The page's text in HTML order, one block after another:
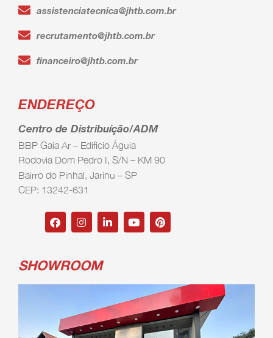
assistenciatecnica@jhtb.com.br
recrutamento@jhtb.com.br
financeiro@jhtb.com.br
ENDEREÇO
Centro de Distribuíção/ADM
BBP Gaia Ar – Edificio Águia
Rodovia Dom Pedro I, S/N – KM 90
Bairro do Pinhal, Jarinu – SP
CEP: 13242-631
SHOWROOM